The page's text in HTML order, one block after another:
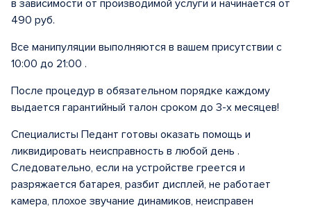
в зависимости от производимой услуги и начинается от
490 руб.
Все манипуляции выполняются в вашем присутствии с
10:00 до 21:00 .
После процедур в обязательном порядке каждому
выдается гарантийный талон сроком до 3-х месяцев!
Специалисты Педант готовы оказать помощь и
ликвидировать неисправность в любой день .
Следовательно, если на устройстве греется и
разряжается батарея, разбит дисплей, не работает
камера, плохое звучание динамиков, неисправен